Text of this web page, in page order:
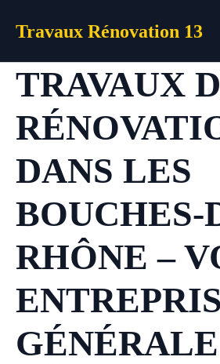
Travaux Rénovation 13
TRAVAUX
DANS LES
BOUCHES-
RHÔNE –